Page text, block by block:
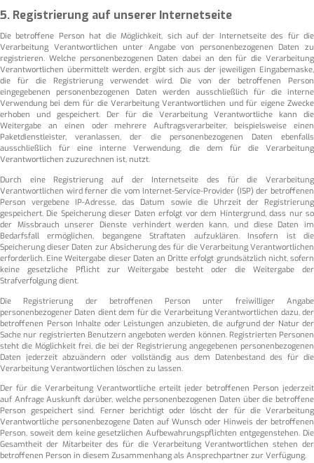
5. Registrierung auf unserer Internetseite
Die betroffene Person hat die Möglichkeit, sich auf der Internetseite des für die
Verarbeitung Verantwortlichen unter Angabe von personenbezogenen Daten zu
registrieren. Welche personenbezogenen Daten dabei an den für die Verarbeitung
Verantwortlichen übermittelt werden, ergibt sich aus der jeweiligen Eingabemaske,
die für die Registrierung verwendet wird. Die von der betroffenen Person
eingegebenen personenbezogenen Daten werden ausschließlich für die interne
Verwendung bei dem für die Verarbeitung Verantwortlichen und für eigene Zwecke
erhoben und gespeichert. Der für die Verarbeitung Verantwortliche kann die
Weitergabe an einen oder mehrere Auftragsverarbeiter, beispielsweise einen
Paketdienstleister, veranlassen, der die personenbezogenen Daten ebenfalls
ausschließlich für eine interne Verwendung, die dem für die Verarbeitung
Verantwortlichen zuzurechnen ist, nutzt.
Durch eine Registrierung auf der Internetseite des für die Verarbeitung
Verantwortlichen wird ferner die vom Internet-Service-Provider (ISP) der betroffenen
Person vergebene IP-Adresse, das Datum sowie die Uhrzeit der Registrierung
gespeichert. Die Speicherung dieser Daten erfolgt vor dem Hintergrund, dass nur so
der Missbrauch unserer Dienste verhindert werden kann, und diese Daten im
Bedarfsfall ermöglichen, begangene Straftaten aufzuklären. Insofern ist die
Speicherung dieser Daten zur Absicherung des für die Verarbeitung Verantwortlichen
erforderlich. Eine Weitergabe dieser Daten an Dritte erfolgt grundsätzlich nicht, sofern
keine gesetzliche Pflicht zur Weitergabe besteht oder die Weitergabe der
Strafverfolgung dient.
Die Registrierung der betroffenen Person unter freiwilliger Angabe
personenbezogener Daten dient dem für die Verarbeitung Verantwortlichen dazu, der
betroffenen Person Inhalte oder Leistungen anzubieten, die aufgrund der Natur der
Sache nur registrierten Benutzern angeboten werden können. Registrierten Personen
steht die Möglichkeit frei, die bei der Registrierung angegebenen personenbezogenen
Daten jederzeit abzuändern oder vollständig aus dem Datenbestand des für die
Verarbeitung Verantwortlichen löschen zu lassen.
Der für die Verarbeitung Verantwortliche erteilt jeder betroffenen Person jederzeit
auf Anfrage Auskunft darüber, welche personenbezogenen Daten über die betroffene
Person gespeichert sind. Ferner berichtigt oder löscht der für die Verarbeitung
Verantwortliche personenbezogene Daten auf Wunsch oder Hinweis der betroffenen
Person, soweit dem keine gesetzlichen Aufbewahrungspflichten entgegenstehen. Die
Gesamtheit der Mitarbeiter des für die Verarbeitung Verantwortlichen stehen der
betroffenen Person in diesem Zusammenhang als Ansprechpartner zur Verfügung.